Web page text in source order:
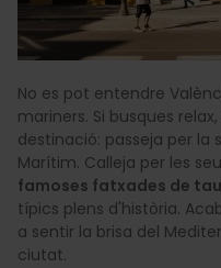
No es pot entendre
mariners. Si busques
destinació: passeja per la
Marítim. Calleja per les
famoses fatxades de
típics plens d'història.
a sentir la brisa del
ciutat.